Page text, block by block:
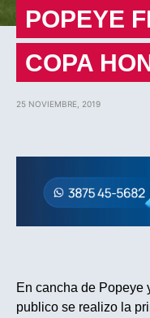
POPEYE
COPA
25 NOVIEMBRE, 2019
En cancha de Popeye
publico se realizo la